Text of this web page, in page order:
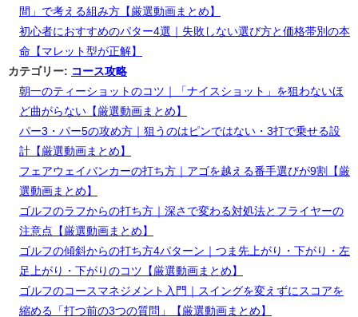
間」で考える組み方【厳選動画まとめ】
初心者におすすめのパター4選｜失敗しない選び方と価格帯別の本
命【マレット型が正解】
カテゴリー: コース攻略
朝一のティーショットのコツ｜「ナイスショット」を狙わないほ
ど曲がらない【厳選動画まとめ】
パー3・パー5の攻め方｜狙うのはピンではない・3打で乗せる設
計【厳選動画まとめ】
フェアウェイバンカーの打ち方｜アゴを越える番手選びが9割【厳
選動画まとめ】
ゴルフのラフからの打ち方｜深さで変わる対処法とフライヤーの
注意点【厳選動画まとめ】
ゴルフの傾斜からの打ち方4パターン｜つま先上がり・下がり・左
足上がり・下がりのコツ【厳選動画まとめ】
ゴルフのコースマネジメント入門｜スイングを変えずにスコアを
縮める「打つ前の3つの質問」【厳選動画まとめ】